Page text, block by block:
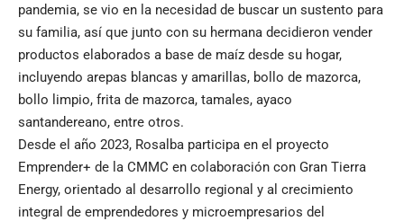
pandemia, se vio en la necesidad de buscar un sustento para
su familia, así que junto con su hermana decidieron vender
productos elaborados a base de maíz desde su hogar,
incluyendo arepas blancas y amarillas, bollo de mazorca,
bollo limpio, frita de mazorca, tamales, ayaco
santandereano, entre otros.
Desde el año 2023, Rosalba participa en el proyecto
Emprender+ de la CMMC en colaboración con Gran Tierra
Energy, orientado al desarrollo regional y al crecimiento
integral de emprendedores y microempresarios del